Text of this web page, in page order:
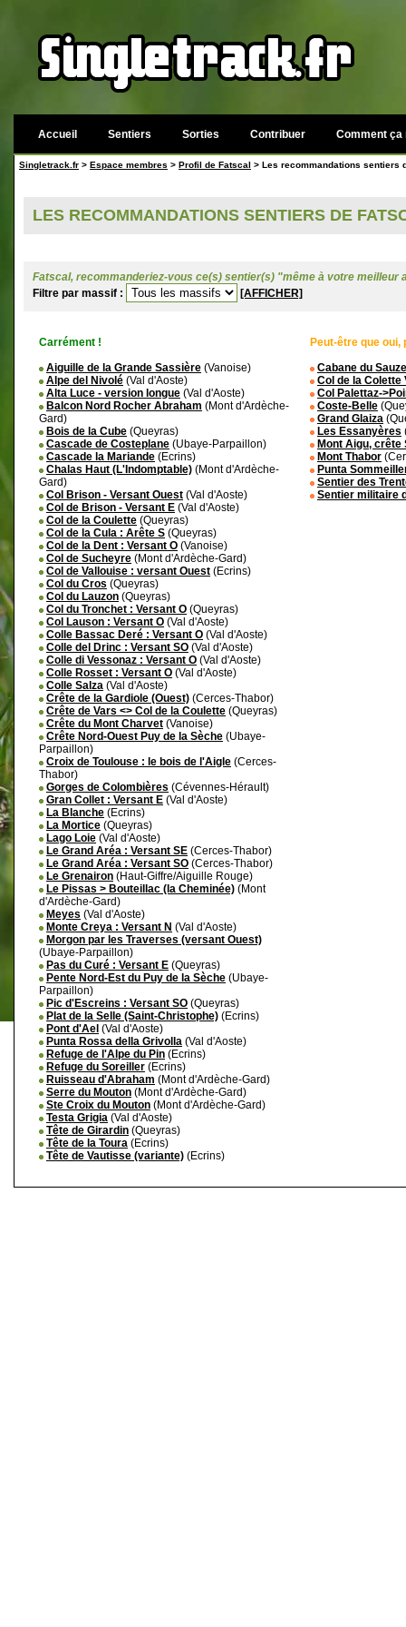
Accueil Sentiers Sorties Contribuer Comment ça
Singletrack.fr > Espace membres > Profil de Fatscal > Les recommandations sentiers
LES RECOMMANDATIONS SENTIERS DE
Fatscal, recommanderiez-vous ce(s) sentier(s) "même à votre meilleur
Filtre par massif :
[AFFICHER]
Carrément !
Aiguille de la Grande Sassière (Vanoise)
Alpe del Nivolé (Val d'Aoste)
Alta Luce - version longue (Val d'Aoste)
Balcon Nord Rocher Abraham (Mont d'Ardèche-
Gard)
Bois de la Cube (Queyras)
Cascade de Costeplane (Ubaye-Parpaillon)
Cascade la Mariande (Ecrins)
Chalas Haut (L'Indomptable) (Mont d'Ardèche-
Gard)
Col Brison - Versant Ouest (Val d'Aoste)
Col de Brison - Versant E (Val d'Aoste)
Col de la Coulette (Queyras)
Col de la Cula : Arête S (Queyras)
Col de la Dent : Versant O (Vanoise)
Col de Sucheyre (Mont d'Ardèche-Gard)
Col de Vallouise : versant Ouest (Ecrins)
Col du Cros (Queyras)
Col du Lauzon (Queyras)
Col du Tronchet : Versant O (Queyras)
Col Lauson : Versant O (Val d'Aoste)
Colle Bassac Deré : Versant O (Val d'Aoste)
Colle del Drinc : Versant SO (Val d'Aoste)
Colle di Vessonaz : Versant O (Val d'Aoste)
Colle Rosset : Versant O (Val d'Aoste)
Colle Salza (Val d'Aoste)
Crête de la Gardiole (Ouest) (Cerces-Thabor)
Crête de Vars <> Col de la Coulette (Queyras)
Crête du Mont Charvet (Vanoise)
Crête Nord-Ouest Puy de la Sèche (Ubaye-
Parpaillon)
Croix de Toulouse : le bois de l'Aigle (Cerces-
Thabor)
Gorges de Colombières (Cévennes-Hérault)
Gran Collet : Versant E (Val d'Aoste)
La Blanche (Ecrins)
La Mortice (Queyras)
Lago Loie (Val d'Aoste)
Le Grand Aréa : Versant SE (Cerces-Thabor)
Le Grand Aréa : Versant SO (Cerces-Thabor)
Le Grenairon (Haut-Giffre/Aiguille Rouge)
Le Pissas > Bouteillac (la Cheminée) (Mont
d'Ardèche-Gard)
Meyes (Val d'Aoste)
Monte Creya : Versant N (Val d'Aoste)
Morgon par les Traverses (versant Ouest)
(Ubaye-Parpaillon)
Pas du Curé : Versant E (Queyras)
Pente Nord-Est du Puy de la Sèche (Ubaye-
Parpaillon)
Pic d'Escreins : Versant SO (Queyras)
Plat de la Selle (Saint-Christophe) (Ecrins)
Pont d'Ael (Val d'Aoste)
Punta Rossa della Grivolla (Val d'Aoste)
Refuge de l'Alpe du Pin (Ecrins)
Refuge du Soreiller (Ecrins)
Ruisseau d'Abraham (Mont d'Ardèche-Gard)
Serre du Mouton (Mont d'Ardèche-Gard)
Ste Croix du Mouton (Mont d'Ardèche-Gard)
Testa Grigia (Val d'Aoste)
Tête de Girardin (Queyras)
Tête de la Toura (Ecrins)
Tête de Vautisse (variante) (Ecrins)
Peut-être que oui,
Cabane du
Col de la Colette
Col Palettaz-
Coste-Belle
Grand Glaiza
Les Essanyères
Mont Aigu, crête
Mont Thabor
Punta
Sentier des
Sentier militaire